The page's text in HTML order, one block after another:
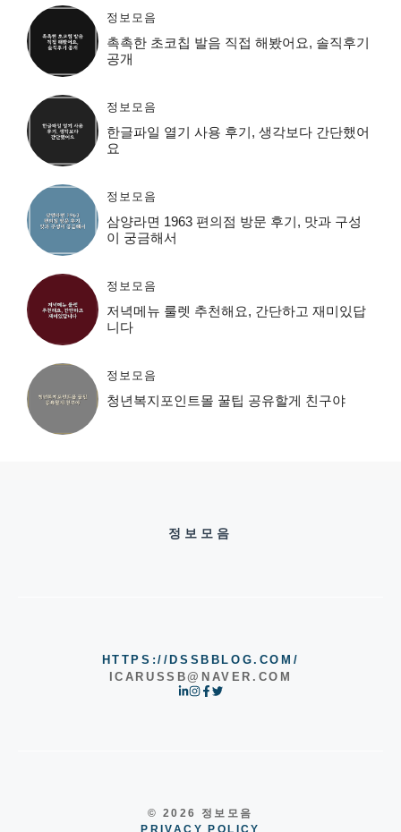
정보모음
촉촉한 초코칩 발음 직접 해봤어요, 솔직후기
공개
정보모음
한글파일 열기 사용 후기, 생각보다 간단했어
요
정보모음
삼양라면 1963 편의점 방문 후기, 맛과 구성
이 궁금해서
정보모음
저녁메뉴 룰렛 추천해요, 간단하고 재미있답
니다
정보모음
청년복지포인트몰 꿀팁 공유할게 친구야
정보모음
HTTPS://DSSBBLOG.COM/
ICARUSSB@NAVER.COM
© 2026 정보모음
PRIVACY POLICY